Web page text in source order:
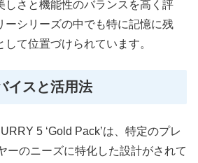
しさと機能性のバランスを高く評
ーシリーズの中でも特に記憶に残
して位置づけられています。
イスと活用法
5 ‘Gold Pack’は、特定のプレ
ーのニーズに特化した設計がされて